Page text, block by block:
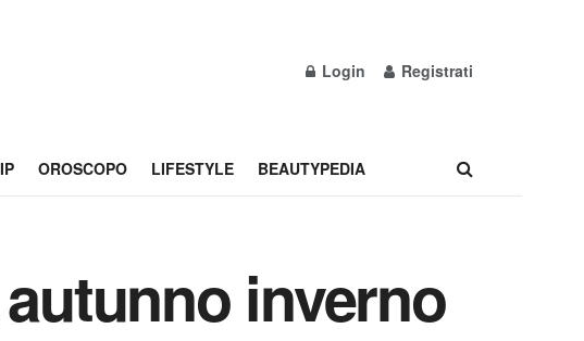
Login Registrati
OROSCOPO LIFESTYLE BEAUTYPEDIA
inverno